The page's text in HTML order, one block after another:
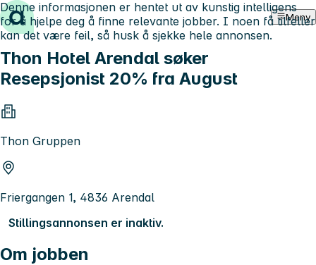
Hopp til innhold Meny
Thon Hotel Arendal søker
Resepsjonist 20% fra August
Thon Gruppen
Friergangen 1, 4836 Arendal
Stillingsannonsen er inaktiv.
Om jobben
Denne informasjonen er hentet ut av kunstig intelligens
for å hjelpe deg å finne relevante jobber. I noen få tilfeller
kan det være feil, så husk å sjekke hele annonsen.